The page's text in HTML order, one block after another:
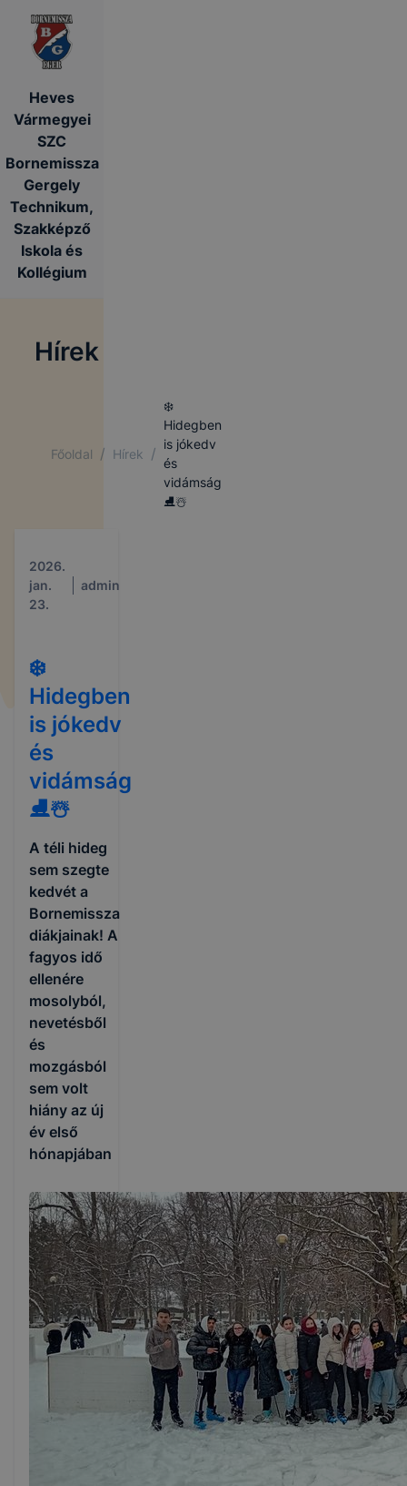
Heves
Vármegyei
SZC
Bornemissza
Gergely
Technikum,
Szakképző
Iskola és
Kollégium
Hírek
Főoldal / Hírek /
❄️
Hidegben
is jókedv
és
vidámság
⛸️☃️
2026.
jan.
23.
admin
❄️
Hidegben
is jókedv
és
vidámság
⛸️☃️
A téli hideg
sem szegte
kedvét a
Bornemissza
diákjainak! A
fagyos idő
ellenére
mosolyból,
nevetésből
és
mozgásból
sem volt
hiány az új
év első
hónapjában